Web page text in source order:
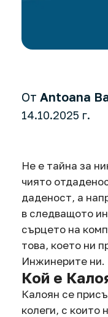
От Antoana
14.10.2025 г.
Не е тайна за
чиято
даденост, а
в следващото
сърцето на
това, което ни
Инжинерите ни.
Кой е
Калоян се
колеги, с които